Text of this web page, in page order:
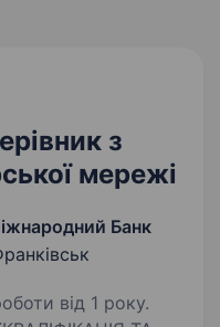
з
мережі
Банк
від 1 року.